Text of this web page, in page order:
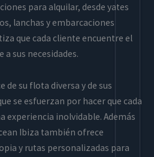
para alquilar, desde yates
lanchas y embarcaciones
que cada cliente encuentre el
a sus necesidades.
de su flota diversa y de sus
se esfuerzan por hacer que cada
experiencia inolvidable. Además
Ibiza también ofrece
y rutas personalizadas para